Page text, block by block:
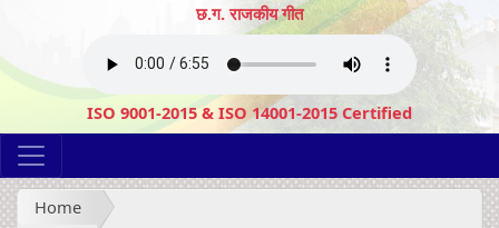
छ.ग. राजकीय गीत
ISO 9001-2015 & ISO 14001-2015 Certified
Home